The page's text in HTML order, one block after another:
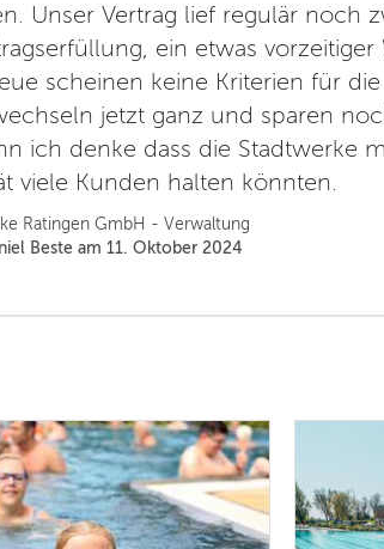
Unser Vertrag lief regulär noch
ein etwas
scheinen keine Kriterien für
jetzt ganz und sparen
ich denke dass die Stadtwerke
viele Kunden halten könnten.
Ratingen GmbH - Verwaltung
Beste am 11. Oktober 2024